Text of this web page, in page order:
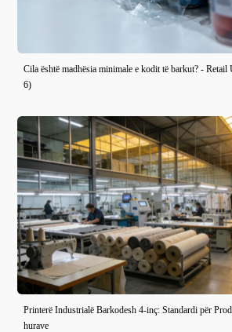
Cila është madhësia minimale e kodit të barkut? -
6)
Printerë Industrialë Barkodesh 4-inç: Standardi për
hurave